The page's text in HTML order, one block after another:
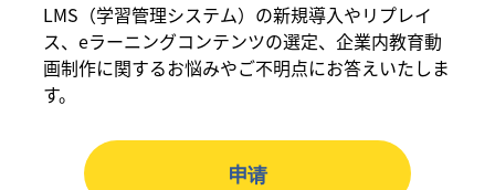
LMS（学習管理システム）の新規導入やリプレイ
ス、eラーニングコンテンツの選定、企業内教育動
画制作に関するお悩みやご不明点にお答えいたしま
す。
申请